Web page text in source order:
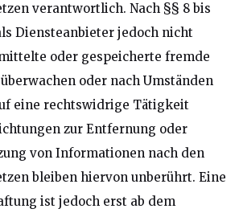
verantwortlich. Nach §§ 8 bis
Diensteanbieter jedoch nicht
oder gespeicherte fremde
oder nach Umständen
eine rechtswidrige Tätigkeit
zur Entfernung oder
von Informationen nach den
bleiben hiervon unberührt. Eine
ist jedoch erst ab dem